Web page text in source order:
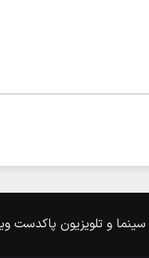
سینما و تلویزیون پاکدست